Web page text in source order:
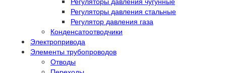
Регуляторы давления стальные
Регулятор давления газа
Конденсатоотводчики
Электропривода
Элементы трубопроводов
Отводы